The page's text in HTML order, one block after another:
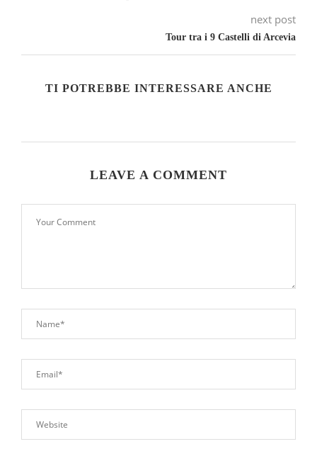
next post
Tour tra i 9 Castelli di Arcevia
TI POTREBBE INTERESSARE ANCHE
LEAVE A COMMENT